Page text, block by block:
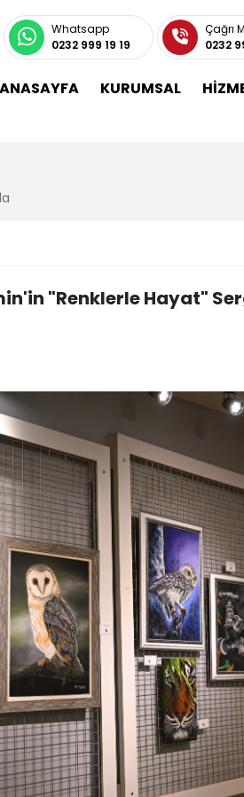
Whatsapp
0232 999 19 19
Çağrı
0232
ANASAYFA KURUMSAL
"Renklerle Hayat"